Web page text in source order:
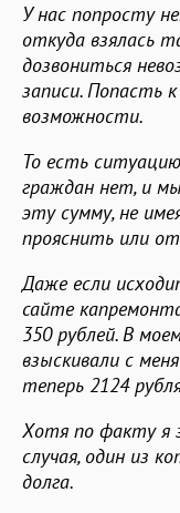
У нас попросту
откуда взялась
дозвониться
записи. Попасть
возможности.
То есть
граждан нет, и
эту сумму, не
прояснить или
Даже если
сайте
350 рублей. В
взыскивали с
теперь 2124
Хотя по факту я
случая, один из
долга.